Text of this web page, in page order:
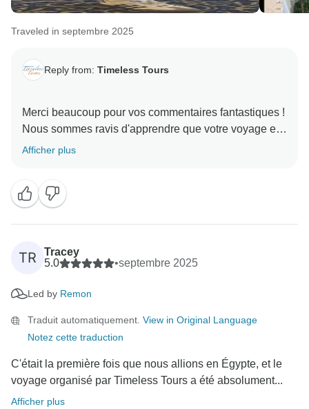
Traveled in septembre 2025
Reply from: Timeless Tours
Merci beaucoup pour vos commentaires fantastiques !
Nous sommes ravis d'apprendre que votre voyage en
Égypte a été une expérience mémorable.
occupé de vous. Nous sommes fiers de l'expertise de
nos guides et nous ne manquerons pas de lui faire
part de vos bons mots. Il sera ravi de savoir qu'il a
contribué à rendre votre voyage si spécial !
que la visite du monument aux morts en l'honneur de
Nous comprenons à quel point ces moments sont
personnels et significatifs, et nous sommes honorés
d'avoir pu contribuer à faciliter ce lien.
Afficher plus
TR
Tracey
5.0
•septembre 2025
Led by Remon
Traduit automatiquement. View in Original Language
Notez cette traduction
C'était la première fois que nous allions en Égypte, et le
voyage organisé par Timeless Tours a été absolument...
Afficher plus